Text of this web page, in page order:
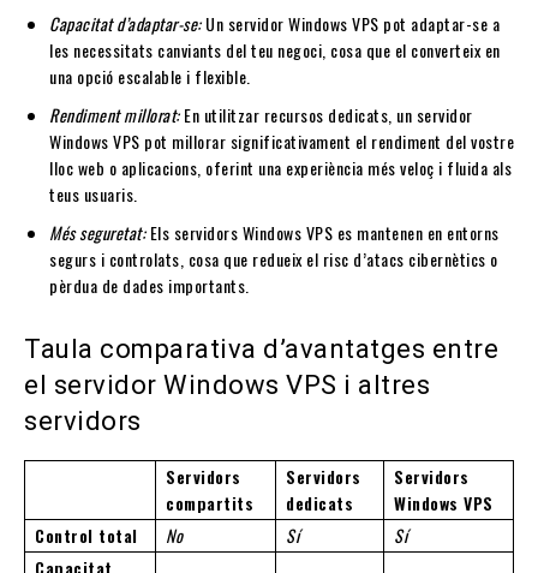
Capacitat d’adaptar-se:Un servidor Windows VPS pot adaptar-se a
les necessitats canviants del teu negoci, cosa que el converteix en
una opció escalable i flexible.
Rendiment millorat:En utilitzar recursos dedicats, un servidor
Windows VPS pot millorar significativament el rendiment del vostre
lloc web o aplicacions, oferint una experiència més veloç i fluida als
teus usuaris.
Més seguretat:Els servidors Windows VPS es mantenen en entorns
segurs i controlats, cosa que redueix el risc d’atacs cibernètics o
pèrdua de dades importants.
Taula comparativa d’avantatges entre
el servidor Windows VPS i altres
servidors
Servidors
compartits
Servidors
dedicats
Servidors
Windows VPS
Control total
No Sí
Sí